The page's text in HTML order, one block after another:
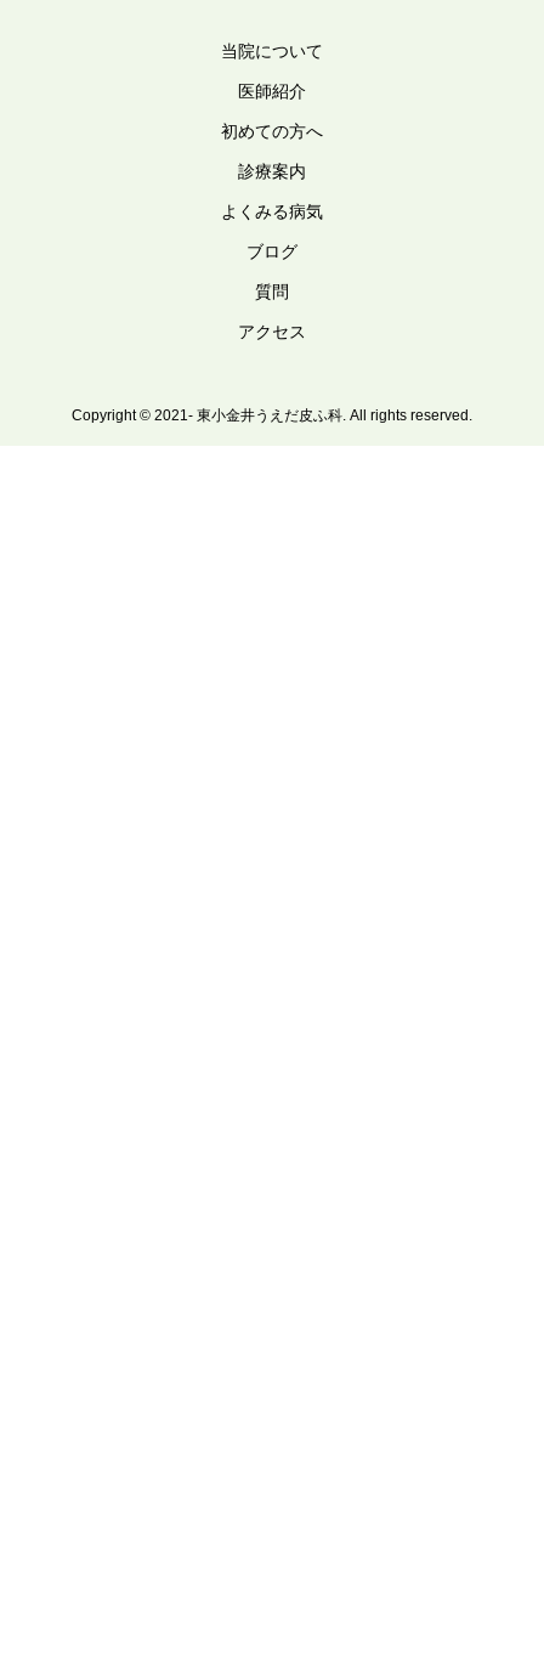
当院について
医師紹介
初めての方へ
診療案内
よくみる病気
ブログ
質問
アクセス
Copyright © 2021- 東小金井うえだ皮ふ科. All rights reserved.